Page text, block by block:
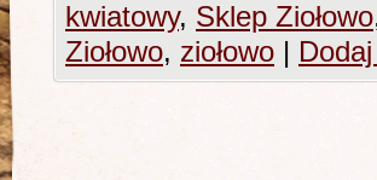
kwiatowy, Sklep Ziołowo
Ziołowo, ziołowo |